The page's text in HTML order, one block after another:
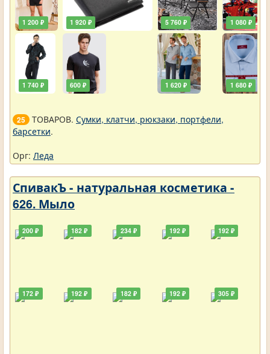
1 200 ₽
1 740 ₽
1 920 ₽
600 ₽
5 760 ₽
1 620 ₽
1 080 ₽
1 680 ₽
25 ТОВАРОВ. Сумки, клатчи, рюкзаки, портфели,
барсетки.
Орг: Леда
СпивакЪ - натуральная косметика -
626. Мыло
200 ₽
172 ₽
182 ₽
192 ₽
234 ₽
182 ₽
192 ₽
192 ₽
192 ₽
305 ₽